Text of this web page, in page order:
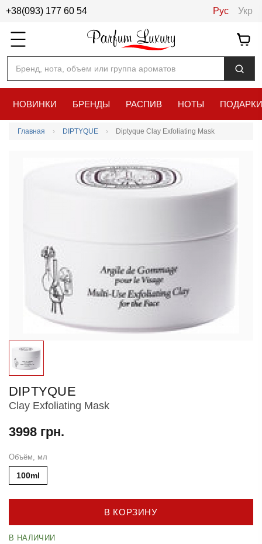
+38(093) 177 60 54 Рус Укр
Бренд, нота, объем или группа ароматов
НОВИНКИ БРЕНДЫ РАСПИВ НОТЫ ПОДАРКИ
Главная DIPTYQUE Diptyque Clay Exfoliating Mask
DIPTYQUE
Clay Exfoliating Mask
3998 грн.
Объём, мл
100ml
В КОРЗИНУ
В НАЛИЧИИ